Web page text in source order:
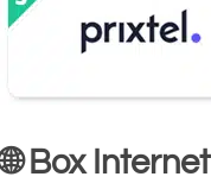
🌐 Box Internet